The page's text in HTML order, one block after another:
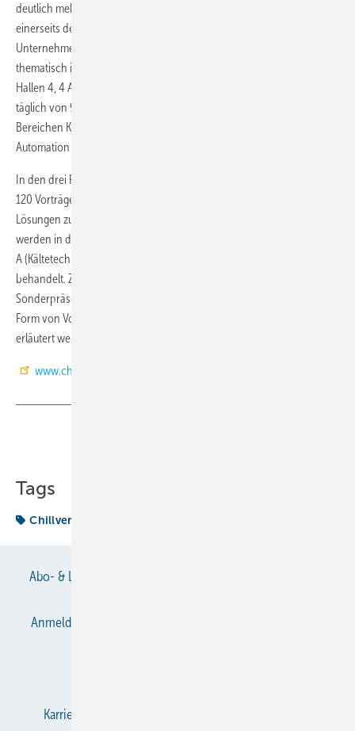
deutlich mehr Ausstellungsfläche bereitgestellt. Damit will man
einerseits den gestiegenen Flächenanforderungen der ausstellenden
Unternehmen genügen, andererseits aber auch neue Aussteller
thematisch im geeigneten Umfeld platzieren. Konkret wurden die
Hallen 4, 4 A, 5, 6, 7, 7 A, 8 und 9 für die Chillventa reserviert, um
täglich von 9 bis 18 Uhr Exponate und Dienstleistungen aus den
Bereichen Kälte-, Klima-, Lüftungs-, Isolier- und MSR-Technik,
Automation und Wärmepumpen zu zeigen.
In den drei Fachforen werden die Referenten ihre Themen in über
120 Vorträgen vorstellen. Die neuesten Produktentwicklungen und
Lösungen zu den Themen Energieeffizienz und Energieeinsparung
werden in der Halle 9 (Anwendungen, Ausbildung und Regelwerke), 7
A (Kältetechnik) und 4 A (Klimatisierung, Lüftung und Wärmepumpen)
behandelt. Zudem können sich die Messebesucher bei der
Sonderpräsentation Rechenzentren über innovative Lösungen, die in
Form von Vorträgen über einschlägige Produkte und Dienstleistungen
erläutert werden, informieren.
www.chillventa.de
Tags
Chillventa
Abo- & Leserservice
Anmelden
Karriere bei Gentner